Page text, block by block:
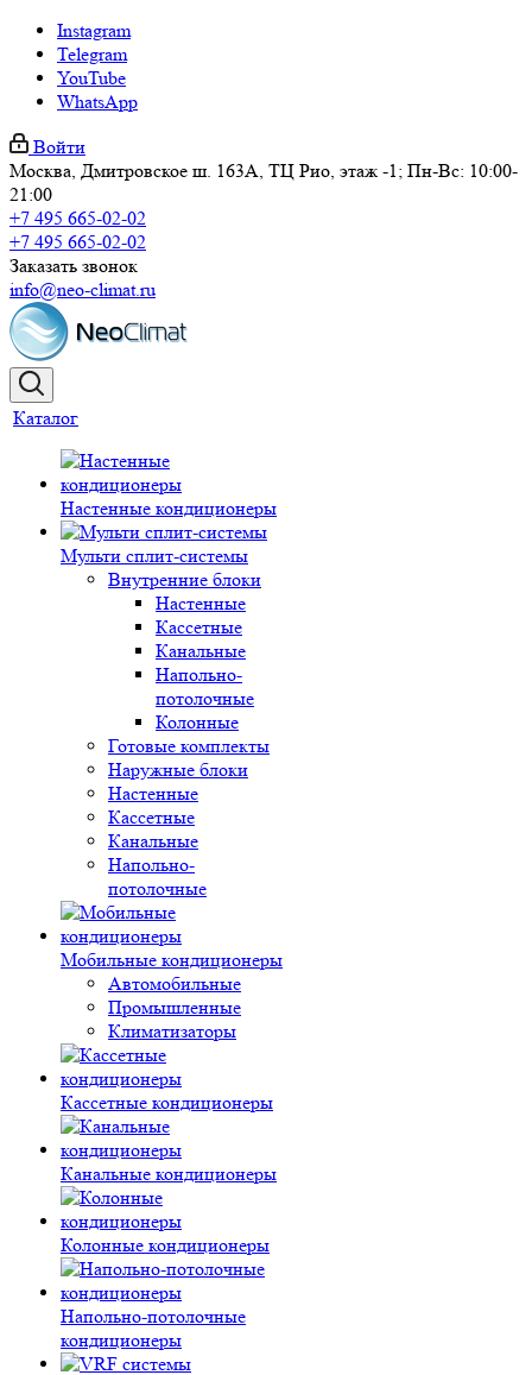
Instagram
Telegram
YouTube
WhatsApp
Войти
Москва, Дмитровское ш. 163А, ТЦ Рио, этаж -1; Пн-Вс: 10:00-
21:00
+7 495 665-02-02
+7 495 665-02-02
Заказать звонок
info@neo-climat.ru
Каталог
Настенные кондиционеры
Мульти сплит-системы
Внутренние блоки
Настенные
Кассетные
Канальные
Напольно-
потолочные
Колонные
Готовые комплекты
Наружные блоки
Настенные
Кассетные
Канальные
Напольно-
потолочные
Мобильные кондиционеры
Автомобильные
Промышленные
Климатизаторы
Кассетные кондиционеры
Канальные кондиционеры
Колонные кондиционеры
Напольно-потолочные
кондиционеры